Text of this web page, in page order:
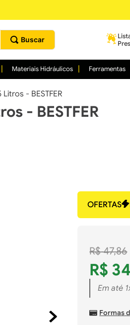
Materiais Hidráulicos Ferramentas
- BESTFER
- BESTFER
OFERTAS
R$ 47,86
R$ 34
Em até 1
Formas